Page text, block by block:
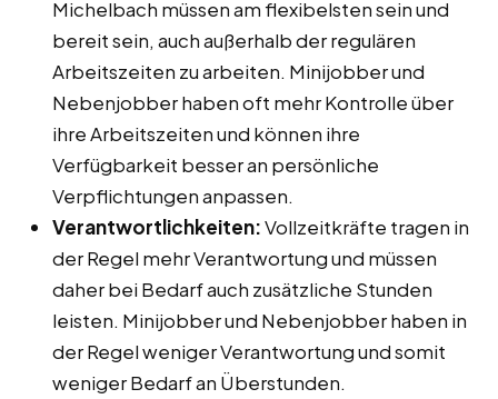
Michelbach müssen am flexibelsten sein und
bereit sein, auch außerhalb der regulären
Arbeitszeiten zu arbeiten. Minijobber und
Nebenjobber haben oft mehr Kontrolle über
ihre Arbeitszeiten und können ihre
Verfügbarkeit besser an persönliche
Verpflichtungen anpassen.
Verantwortlichkeiten:Vollzeitkräfte tragen in
der Regel mehr Verantwortung und müssen
daher bei Bedarf auch zusätzliche Stunden
leisten. Minijobber und Nebenjobber haben in
der Regel weniger Verantwortung und somit
weniger Bedarf an Überstunden.